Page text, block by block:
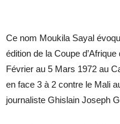
Ce nom Moukila Sayal
édition de la Coupe
Février au 5 Mars 1972 au
en face 3 à 2 contre le Mali
journaliste Ghislain Joseph